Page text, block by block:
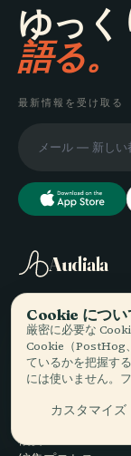
ゆっく
語る。
最新情報を受け取る
Audiala
あなたの本当の歩
添う音声ガイド —
め、街のために語
けダウンロード。
概要
Cookie につい
厳密に必要な
Cookie（PostHog
ているかを把握す
には使いません。
カスタマイズ